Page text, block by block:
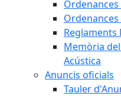
Ordenances
Reglaments
Memòria
Acústica
Anuncis oficials
Tauler